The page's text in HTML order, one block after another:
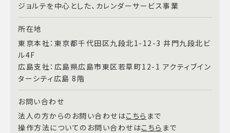
ジョルテを中心とした、カレンダーサービス事業
所在地
東京本社：東京都千代田区九段北1-12-3 井門九段北ビ
ル4F
広島支社：広島県広島市東区若草町12-1 アクティブイン
ターシティ広島 8階
お問い合わせ
法人の方からのお問い合わせはこちら まで
操作方法についてのお問い合わせはこちら まで